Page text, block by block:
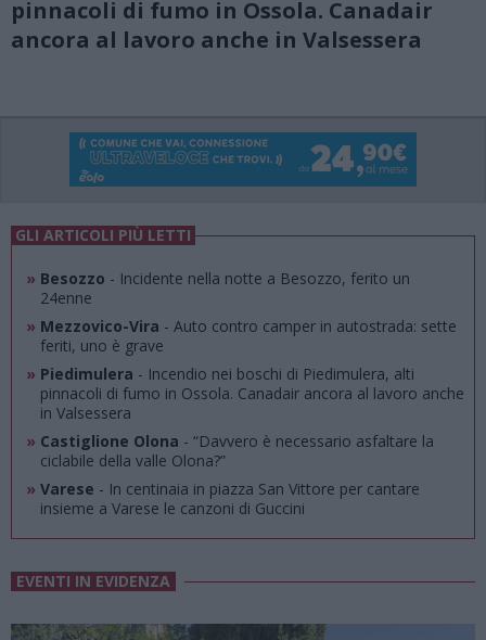
pinnacoli di fumo in Ossola. Canadair
ancora al lavoro anche in Valsessera
GLI ARTICOLI PIÙ LETTI
» Besozzo - Incidente nella notte a Besozzo, ferito un
24enne
» Mezzovico-Vira - Auto contro camper in autostrada: sette
feriti, uno è grave
» Piedimulera - Incendio nei boschi di Piedimulera, alti
pinnacoli di fumo in Ossola. Canadair ancora al lavoro anche
in Valsessera
» Castiglione Olona - “Davvero è necessario asfaltare la
ciclabile della valle Olona?”
» Varese - In centinaia in piazza San Vittore per cantare
insieme a Varese le canzoni di Guccini
EVENTI IN EVIDENZA